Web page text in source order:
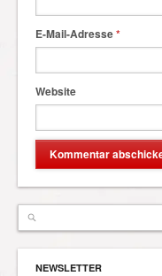
E-Mail-Adresse*
Website
NEWSLETTER